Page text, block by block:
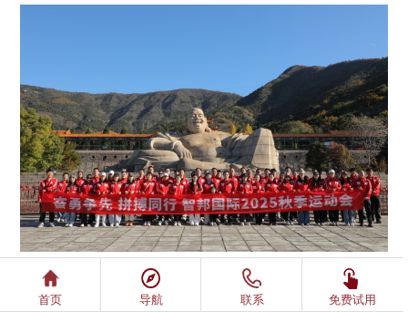
（智邦国际2025年秋季运动会圆满举行）
首页 导航 联系 免费试用